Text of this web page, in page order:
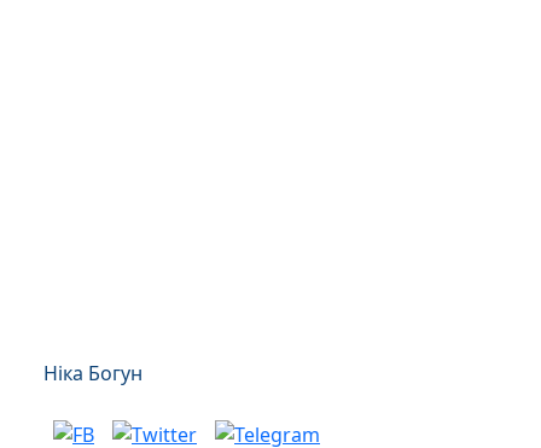
Ніка Богун